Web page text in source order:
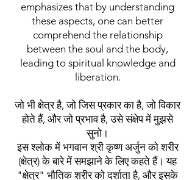
emphasizes that by understanding
these aspects, one can better
comprehend the relationship
between the soul and the body,
leading to spiritual knowledge and
liberation.
जो भी क्षेत्र है, जो जिस प्रकार का है, जो विकार
होते हैं, और जो प्रभाव है, उसे संक्षेप में मुझसे
सुनो।
इस श्लोक में भगवान श्री कृष्ण अर्जुन को शरीर
(क्षेत्र) के बारे में समझाने के लिए कहते हैं। यह
"क्षेत्र" भौतिक शरीर को दर्शाता है, और इसके